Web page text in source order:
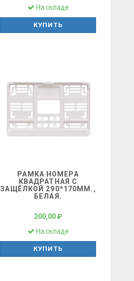
На складе
КУПИТЬ
РАМКА НОМЕРА
КВАДРАТНАЯ С
ЗАЩЁЛКОЙ 290*170ММ.,
БЕЛАЯ.
200,00 ₽
На складе
КУПИТЬ